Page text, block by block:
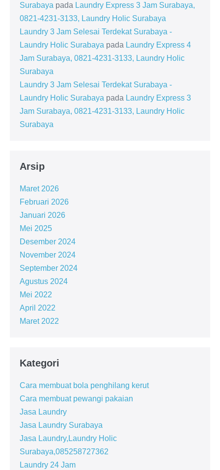
Surabaya pada Laundry Express 3 Jam Surabaya,
0821-4231-3133, Laundry Holic Surabaya
Laundry 3 Jam Selesai Terdekat Surabaya -
Laundry Holic Surabaya pada Laundry Express 4
Jam Surabaya, 0821-4231-3133, Laundry Holic
Surabaya
Laundry 3 Jam Selesai Terdekat Surabaya -
Laundry Holic Surabaya pada Laundry Express 3
Jam Surabaya, 0821-4231-3133, Laundry Holic
Surabaya
Arsip
Maret 2026
Februari 2026
Januari 2026
Mei 2025
Desember 2024
November 2024
September 2024
Agustus 2024
Mei 2022
April 2022
Maret 2022
Kategori
Cara membuat bola penghilang kerut
Cara membuat pewangi pakaian
Jasa Laundry
Jasa Laundry Surabaya
Jasa Laundry,Laundry Holic
Surabaya,085258727362
Laundry 24 Jam